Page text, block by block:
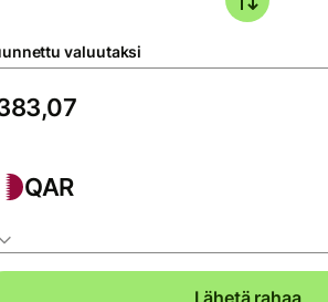
valuutaksi
QAR
Lähetä rahaa